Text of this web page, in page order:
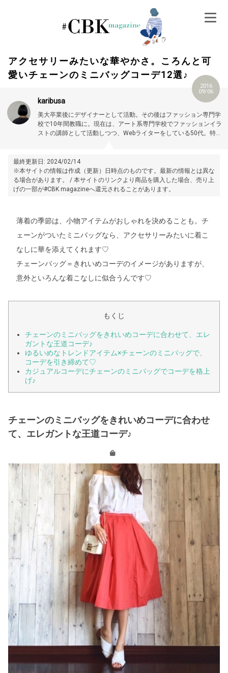
アクセサリーみたいな華やかさ。ころんと可
愛いチェーンのミニバッグコーデ12選♪
2016
09/06
karibusa
美大卒業後にデザイナーとして活動。その後はファッション専門学
校で10年間教職に。現在は、アート系専門学校でファッションイラ
ストの講師として活動しつつ、Webライターをしている50代。特に
最終更新日: 2024/02/14
※本サイトの情報は作成（更新）日時点のものです。最新の情報とは異な
る場合があります。 / 本サイトのリンクより商品を購入した場合、売り上
げの一部が#CBK magazineへ還元されることがあります。
薄着の季節は、小物アイテムがおしゃれを決めることも。チ
ェーンがついたミニバッグなら、アクセサリーみたいに着こ
なしに華を添えてくれます♡
チェーンバッグ＝きれいめコーデのイメージがありますが、
意外といろんな着こなしに似合うんです♡
もくじ
チェーンのミニバッグをきれいめコーデに合わせて、エレ
ガントな王道コーデ♪
ゆるいめなトレンドアイテム×チェーンのミニバッグで、
コーデを引き締めて♡
カジュアルコーデにチェーンのミニバッグでコーデを格上
げ♪
チェーンのミニバッグをきれいめコーデに合わせ
て、エレガントな王道コーデ♪